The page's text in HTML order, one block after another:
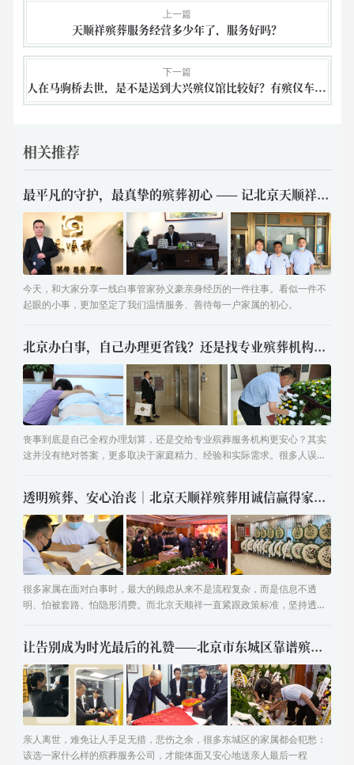
上一篇
天顺祥殡葬服务经营多少年了，服务好吗？
下一篇
人在马驹桥去世，是不是送到大兴殡仪馆比较好？有殡仪车吗？
相关推荐
最平凡的守护，最真挚的殡葬初心 —— 记北京天顺祥白事管家孙义豪
今天，和大家分享一线白事管家孙义豪亲身经历的一件往事。看似一件不
起眼的小事，更加坚定了我们温情服务、善待每一户家属的初心。
北京办白事，自己办理更省钱？还是找专业殡葬机构更稳妥？
丧事到底是自己全程办理划算，还是交给专业殡葬服务机构更安心？其实
这并没有绝对答案，更多取决于家庭精力、经验和实际需求。很多人误以
透明殡葬、安心治丧｜北京天顺祥殡葬用诚信赢得家属认可
​很多家属在面对白事时，最大的顾虑从来不是流程复杂，而是信息不透
明、怕被套路、怕隐形消费。而北京天顺祥一直紧跟政策标准，坚持透明
让告别成为时光最后的礼赞——北京市东城区靠谱殡葬服务优选天顺祥
​亲人离世，难免让人手足无措，悲伤之余，很多东城区的家属都会犯愁：
该选一家什么样的殡葬服务公司，才能体面又安心地送亲人最后一程